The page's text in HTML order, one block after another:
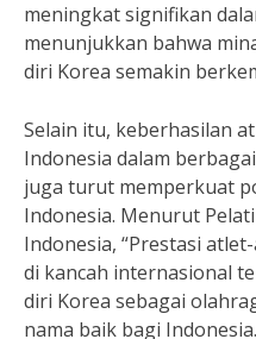
meningkat signifikan
menunjukkan bahwa
diri Korea semakin
Selain itu, keberhasilan
Indonesia dalam
juga turut memperkuat
Indonesia. Menurut
Indonesia, “Prestasi
di kancah internasional
diri Korea sebagai
nama baik bagi